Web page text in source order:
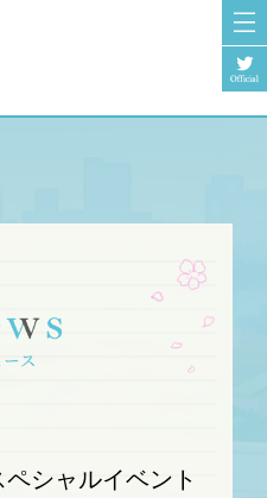
シャルイベント